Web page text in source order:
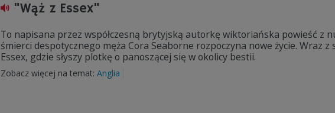
"Wąż z Essex"
To napisana przez współczesną brytyjską autorkę wiktoriańska powieść z
śmierci despotycznego męża Cora Seaborne rozpoczyna nowe życie. Wraz
Essex, gdzie słyszy plotkę o panoszącej się w okolicy bestii.
Zobacz więcej na temat: Anglia